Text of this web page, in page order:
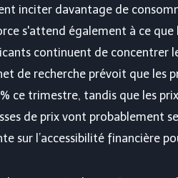
inciter davantage de
s'attend également à ce
continuent de concentrer
de recherche prévoit que les
ce trimestre, tandis que les
de prix vont probablement
sur l’accessibilité financière